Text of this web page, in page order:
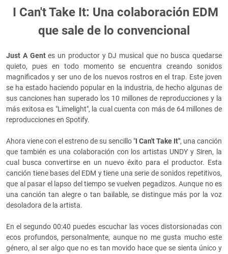
I Can't Take It: Una colaboración EDM
que sale de lo convencional
Just A Gentes un productor y DJ musical que no busca quedarse
quieto, pues en todo momento se encuentra creando sonidos
magnificados y ser uno de los nuevos rostros en el trap. Este joven
se ha estado haciendo popular en la industria, de hecho algunas de
sus canciones han superado los 10 millones de reproducciones y la
más exitosa es "Limelight", la cual cuenta con más de 64 millones de
reproducciones en Spotify.
Ahora viene con el estreno de su sencillo "I Can't Take It", una canción
que también es una colaboración con los artistas UNDY y Siren, la
cual busca convertirse en un nuevo éxito para el productor. Esta
canción tiene bases del EDM y tiene una serie de sonidos repetitivos,
que al pasar el lapso del tiempo se vuelven pegadizos. Aunque no es
una canción tan alegre o tan bailable, se distingue más por la voz
desoladora de la artista.
En el segundo 00:40 puedes escuchar las voces distorsionadas con
ecos profundos, personalmente, aunque no me gusta mucho este
género, al ser algo que no es tan movido hace que se sienta único y